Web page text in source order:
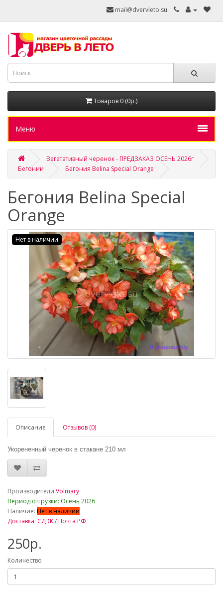
mail@dvervleto.su
Товаров 0 (0р.)
Меню
Вегетативный черенок - ПРЕДЗАКАЗ ОСЕНЬ 2026г
Бегонии
Бегония Belina Special Orange
Бегония Belina Special
Orange
Нет в наличии
Описание Отзывов (0)
Укорененный черенок в стакане 210 мл
Производители Volmary
Период отгрузки: Осень 2026
Наличие: Нет в наличии
Доставка: СДЭК / Почта РФ
250р.
Количество